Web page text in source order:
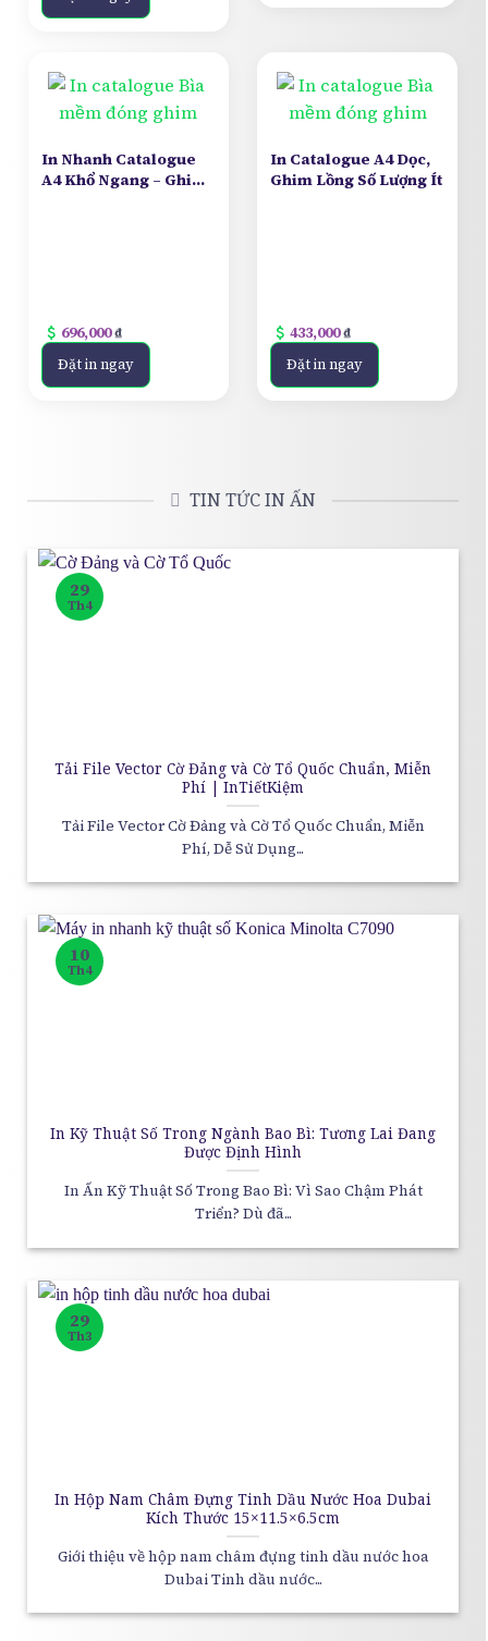
In Nhanh Catalogue
A4 Khổ Ngang – Ghim
attach_money 696,000₫
Đặt in ngay
In Catalogue A4 Dọc,
Ghim Lồng Số Lượng Ít
attach_money 433,000₫
Đặt in ngay
TIN TỨC IN ẤN
Tải File Vector Cờ Đảng và Cờ Tổ Quốc Chuẩn, Miễn
Phí | InTiếtKiệm
Tải File Vector Cờ Đảng và Cờ Tổ Quốc Chuẩn, Miễn
Phí, Dễ Sử Dụng...
29
Th4
In Kỹ Thuật Số Trong Ngành Bao Bì: Tương Lai Đang
Được Định Hình
In Ấn Kỹ Thuật Số Trong Bao Bì: Vì Sao Chậm Phát
Triển? Dù đã...
10
Th4
In Hộp Nam Châm Đựng Tinh Dầu Nước Hoa Dubai
Kích Thước 15×11.5×6.5cm
Giới thiệu về hộp nam châm đựng tinh dầu nước hoa
Dubai Tinh dầu nước...
29
Th3